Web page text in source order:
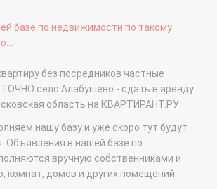
базе по недвижимости по такому
без посредников частные
село Алабушево - сдать в аренду
область на КВАРТИРАНТ.РУ
нашу базу и уже скоро тут будут
Объявления в нашей базе по
вручную собственниками и
комнат, домов и других помещений.